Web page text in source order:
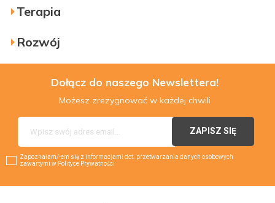
Terapia
Rozwój
Dołącz do naszego Newslettera!
Możesz zrezygnować w każdej chwili
Zapoznałam/-em się z informacjami dot. przetwarzania danych osobowych
zawartymi w Polityce Prywatności